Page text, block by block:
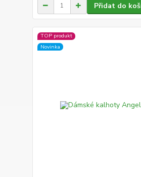
Přidat do
TOP produkt
Novinka